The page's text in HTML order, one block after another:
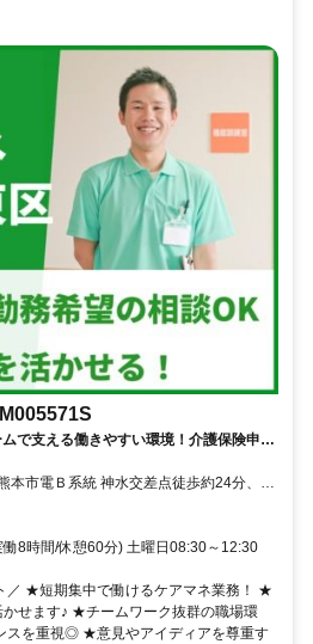
で支える働きやすい環境！介護保険申請
本市電Ｂ系統 神水交差点徒歩約24分、熊
健軍校前出入口徒歩約26分、熊本市電
馬場出入口徒歩約27分 熊本県熊本市東区
8時間/休憩60分) 土曜日08:30～12:30
／ ★短期集中で働けるケアマネ業務！ ★
せます♪ ★チームワーク抜群の職場環
スを重視◎ ★意見やアイディアを尊重す